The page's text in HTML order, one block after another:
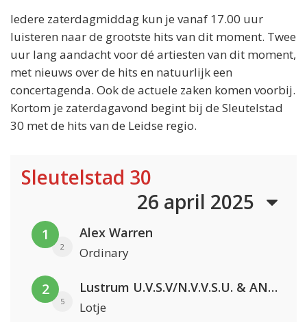
Iedere zaterdagmiddag kun je vanaf 17.00 uur
luisteren naar de grootste hits van dit moment. Twee
uur lang aandacht voor dé artiesten van dit moment,
met nieuws over de hits en natuurlijk een
concertagenda. Ook de actuele zaken komen voorbij.
Kortom je zaterdagavond begint bij de Sleutelstad
30 met de hits van de Leidse regio.
Sleutelstad 30
26 april 2025
1
2
Alex Warren
Ordinary
2
5
Lustrum U.V.S.V/N.V.V.S.U. & ANNO ONS & Jopke van Dobbenburgh & Roeland Beelen
Lotje